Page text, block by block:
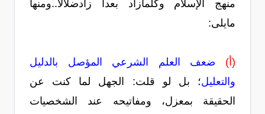
منهج الإسلام وكلمازاد بعدا زادضلالا..ومنها
مايلى:
(أ‌)
ضعف العلم الشرعي المؤصل بالدليل
والتعليل؛ بل لو قلت: الجهل لما كنت عن
الحقيقة بمعزل، ومفاتيحه عند الشخصيات